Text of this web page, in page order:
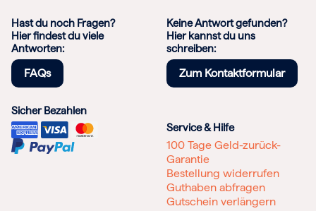
Hast du noch Fragen?
Hier findest du viele
Antworten:
FAQs
Keine Antwort gefunden?
Hier kannst du uns
schreiben:
Zum Kontaktformular
Sicher Bezahlen
Service & Hilfe
100 Tage Geld-zurück-
Garantie
Bestellung widerrufen
Guthaben abfragen
Gutschein verlängern